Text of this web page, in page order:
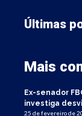
Últimas
Mais
Ex-senador
investiga
25 de fevereiro de